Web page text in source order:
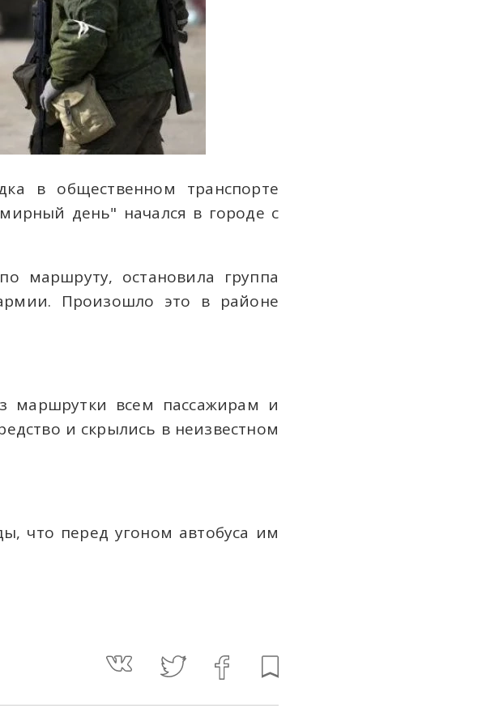
в общественном транспорте
день" начался в городе с
маршруту, остановила группа
Произошло это в районе
маршрутки всем пассажирам и
и скрылись в неизвестном
что перед угоном автобуса им